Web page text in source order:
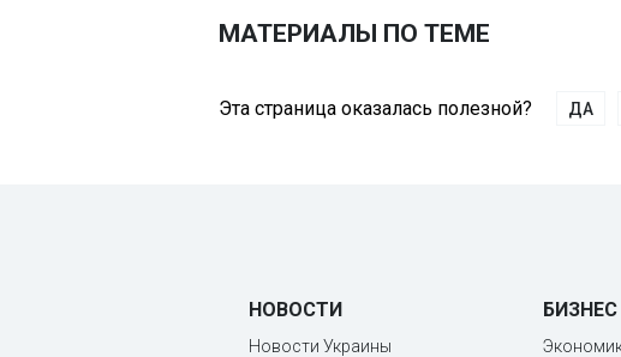
МАТЕРИАЛЫ ПО ТЕМЕ
Эта страница оказалась полезной? ДА
НОВОСТИ
Новости Украины
БИЗНЕС